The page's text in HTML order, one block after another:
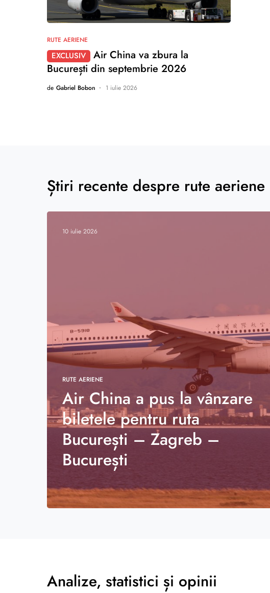
nu există comentarii
RUTE AERIENE
EXCLUSIV
Air China va zbura la
București din septembrie 2026
de Gabriel Bobon 1 iulie 2026
Știri recente despre rute aeriene
10 iulie 2026
RUTE AERIENE
Air China a pus la vânzare
biletele pentru ruta
București – Zagreb –
București
Analize, statistici și opinii